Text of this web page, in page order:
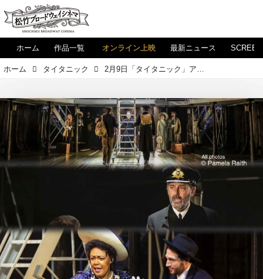
ホーム 作品一覧 オンライン上映 最新ニュース
ホーム タイタニック 2月9日「タイタニック」アンコール上映決定！